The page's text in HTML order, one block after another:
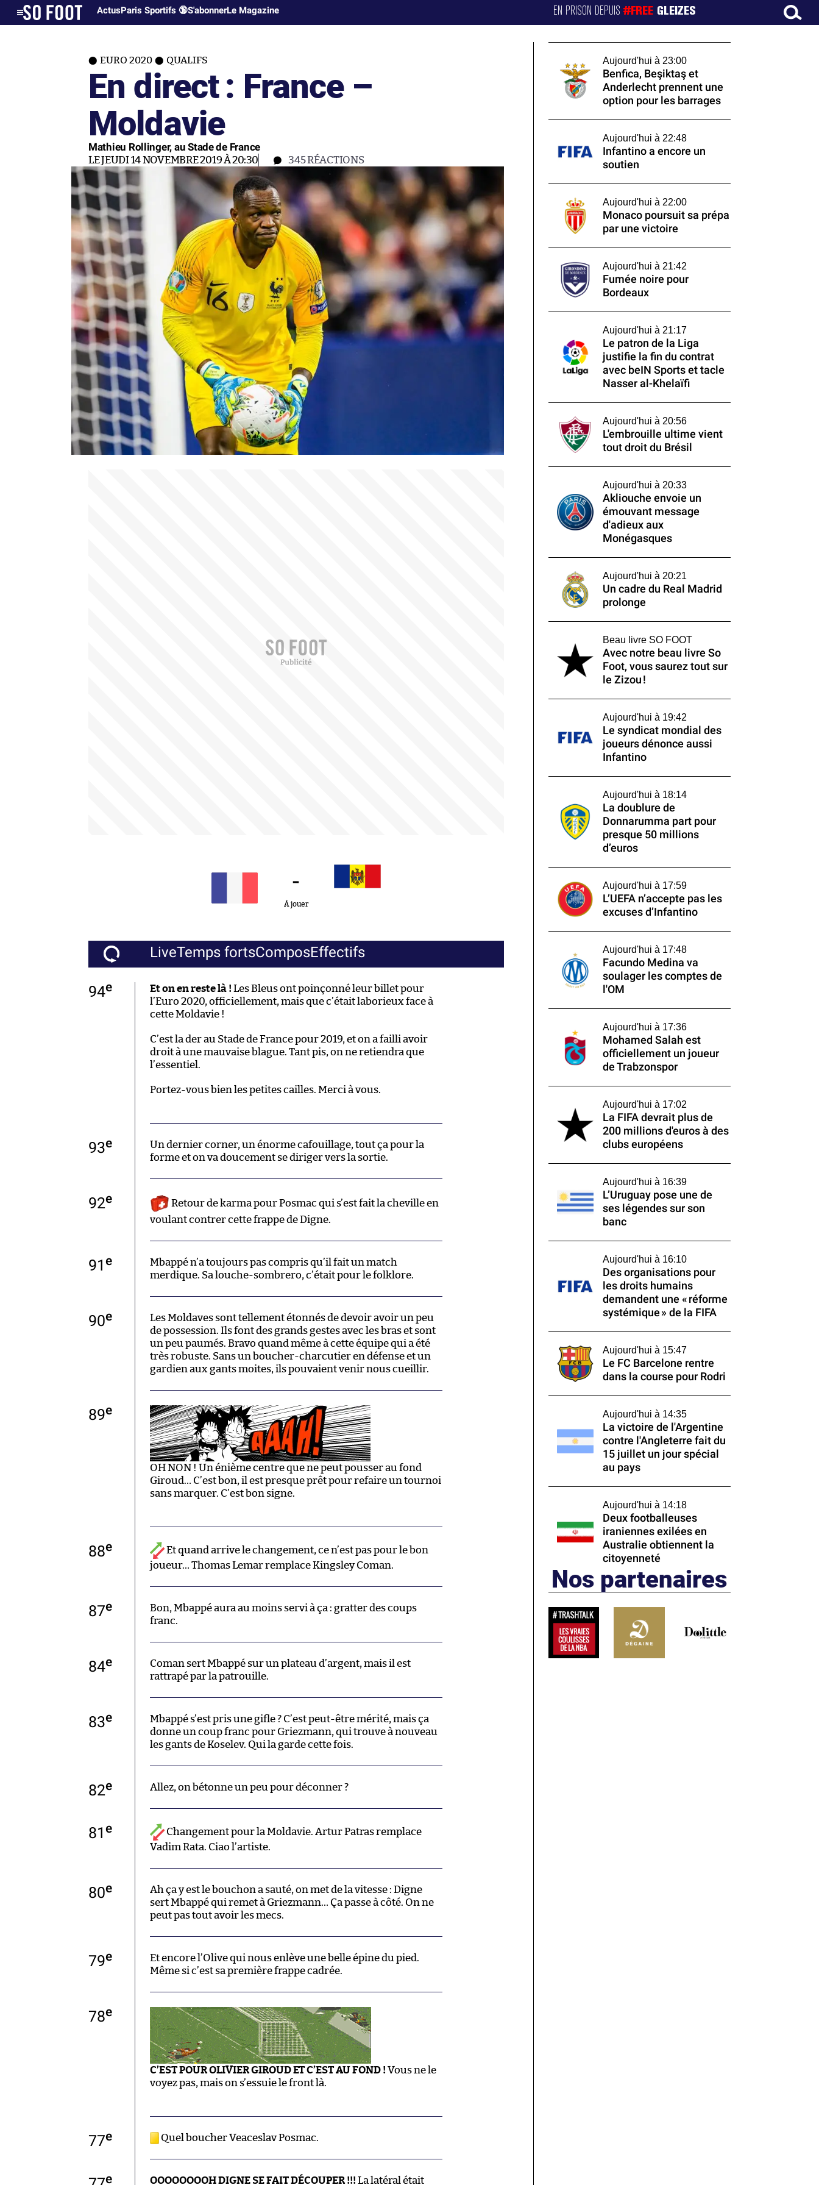
ActusParis Sportifs 🔞S'abonnerLe Magazine EN PRISON DEPUIS#FREE GLEIZES
EURO 2020 QUALIFS
En direct : France –
Moldavie
Mathieu Rollinger, au Stade de France
LE JEUDI 14 NOVEMBRE 2019 À 20:30 345RÉACTIONS
-
À jouer
LiveTemps fortsComposEffectifs
94e Et on en reste là ! Les Bleus ont poinçonné leur billet pour
l’Euro 2020, officiellement, mais que c’était laborieux face à
cette Moldavie !
C’est la der au Stade de France pour 2019, et on a failli avoir
droit à une mauvaise blague. Tant pis, on ne retiendra que
l’essentiel.
Portez-vous bien les petites cailles. Merci à vous.
93e
Un dernier corner, un énorme cafouillage, tout ça pour la
forme et on va doucement se diriger vers la sortie.
92e
Retour de karma pour Posmac qui s’est fait la cheville en
voulant contrer cette frappe de Digne.
91 e
Mbappé n’a toujours pas compris qu’il fait un match
merdique. Sa louche-sombrero, c’était pour le folklore.
90e
Les Moldaves sont tellement étonnés de devoir avoir un peu
de possession. Ils font des grands gestes avec les bras et sont
un peu paumés. Bravo quand même à cette équipe qui a été
très robuste. Sans un boucher-charcutier en défense et un
gardien aux gants moites, ils pouvaient venir nous cueillir.
89e
OH NON ! Un énième centre que ne peut pousser au fond
Giroud… C’est bon, il est presque prêt pour refaire un tournoi
sans marquer. C’est bon signe.
88e
Et quand arrive le changement, ce n’est pas pour le bon
joueur… Thomas Lemar remplace Kingsley Coman.
87e
Bon, Mbappé aura au moins servi à ça : gratter des coups
franc.
84e
Coman sert Mbappé sur un plateau d’argent, mais il est
rattrapé par la patrouille.
83e
Mbappé s’est pris une gifle ? C’est peut-être mérité, mais ça
donne un coup franc pour Griezmann, qui trouve à nouveau
les gants de Koselev. Qui la garde cette fois.
82e Allez, on bétonne un peu pour déconner ?
81 e
Changement pour la Moldavie. Artur Patras remplace
Vadim Rata. Ciao l’artiste.
80e
Ah ça y est le bouchon a sauté, on met de la vitesse : Digne
sert Mbappé qui remet à Griezmann… Ça passe à côté. On ne
peut pas tout avoir les mecs.
79e
Et encore l’Olive qui nous enlève une belle épine du pied.
Même si c’est sa première frappe cadrée.
78e
C’EST POUR OLIVIER GIROUD ET C’EST AU FOND ! Vous ne le
voyez pas, mais on s’essuie le front là.
77e Quel boucher Veaceslav Posmac.
e OOOOOOOOH DIGNE SE FAIT DÉCOUPER !!! La latéral était
Aujourd'hui à 23:00
Benfica, Beşiktaş et
Anderlecht prennent une
option pour les barrages
Aujourd'hui à 22:48
Infantino a encore un
soutien
Aujourd'hui à 22:00
Monaco poursuit sa prépa
par une victoire
Aujourd'hui à 21:42
Fumée noire pour
Bordeaux
Aujourd'hui à 21:17
Le patron de la Liga
justifie la fin du contrat
avec beIN Sports et tacle
Nasser al-Khelaïfi
Aujourd'hui à 20:56
L'embrouille ultime vient
tout droit du Brésil
Aujourd'hui à 20:33
Akliouche envoie un
émouvant message
d'adieux aux
Monégasques
Aujourd'hui à 20:21
Un cadre du Real Madrid
prolonge
Beau livre SO FOOT
Avec notre beau livre So
Foot, vous saurez tout sur
le Zizou !
Aujourd'hui à 19:42
Le syndicat mondial des
joueurs dénonce aussi
Infantino
Aujourd'hui à 18:14
La doublure de
Donnarumma part pour
presque 50 millions
d’euros
Aujourd'hui à 17:59
L’UEFA n’accepte pas les
excuses d’Infantino
Aujourd'hui à 17:48
Facundo Medina va
soulager les comptes de
l'OM
Aujourd'hui à 17:36
Mohamed Salah est
officiellement un joueur
de Trabzonspor
Aujourd'hui à 17:02
La FIFA devrait plus de
200 millions d'euros à des
clubs européens
Aujourd'hui à 16:39
L’Uruguay pose une de
ses légendes sur son
banc
Aujourd'hui à 16:10
Des organisations pour
les droits humains
demandent une « réforme
systémique » de la FIFA
Aujourd'hui à 15:47
Le FC Barcelone rentre
dans la course pour Rodri
Aujourd'hui à 14:35
La victoire de l'Argentine
contre l'Angleterre fait du
15 juillet un jour spécial
au pays
Aujourd'hui à 14:18
Deux footballeuses
iraniennes exilées en
Australie obtiennent la
citoyenneté
Nos partenaires